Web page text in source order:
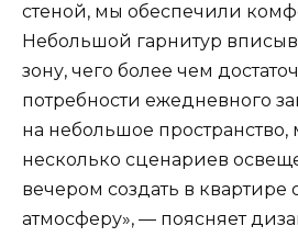
стеной, мы обеспечили
Небольшой гарнитур
зону, чего более чем
потребности ежедневного
на небольшое
несколько сценариев
вечером создать в квартире
атмосферу», — поясняет